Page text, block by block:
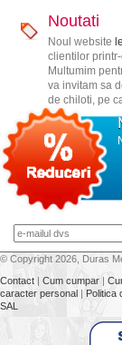
Noutati
Noul website
clientilor
Multumim
va invitam sa
de chiloti, pe
© Copyright 2026, Duras
Contact | Cum cumpar |
caracter personal | Politica
SAL